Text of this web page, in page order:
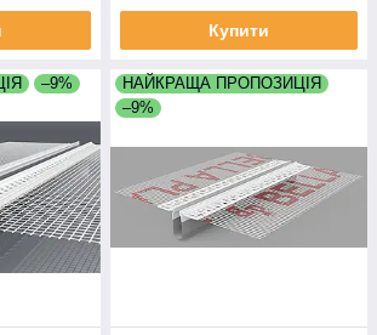
Купити
–9%
НАЙКРАЩА ПРОПОЗИЦІЯ
–9%